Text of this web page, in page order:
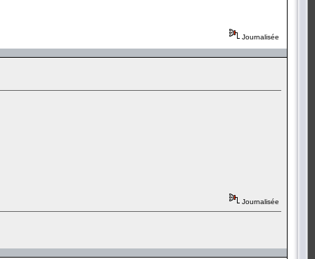
Journalisée
Journalisée